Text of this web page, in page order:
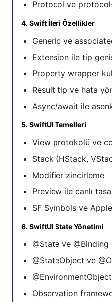
Protocol ve
4. Swift İleri Özellikler
Generic ve
Extension ile tip
Property wrapper
Result tip ve hata
Async/await ile
5. SwiftUI Temelleri
View protokolü ve
Stack (HStack,
Modifier zincirleme
Preview ile canlı
SF Symbols ve
6. SwiftUI State Yönetimi
@State ve @Binding
@StateObject ve
Observation